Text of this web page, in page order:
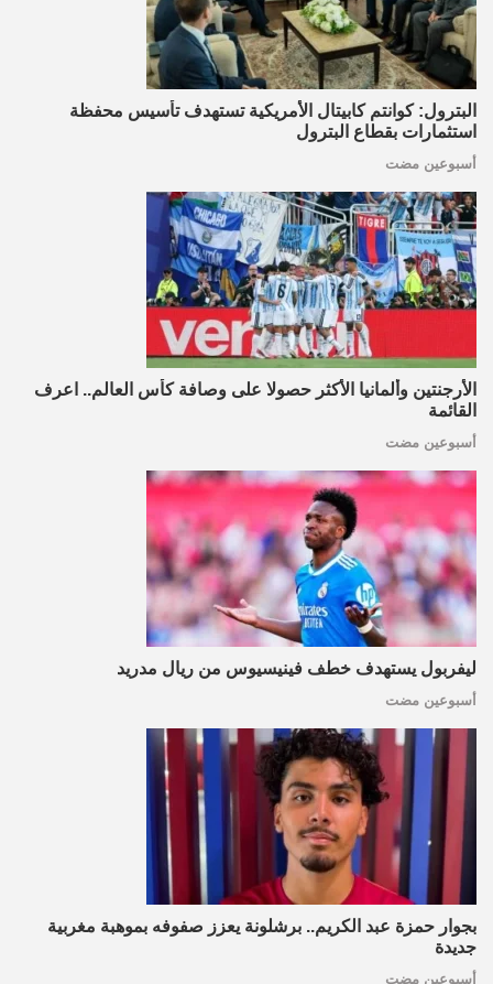
البترول: كوانتم كابيتال الأمريكية تستهدف تأسيس محفظة
استثمارات بقطاع البترول
أسبوعين مضت
الأرجنتين وألمانيا الأكثر حصولا على وصافة كأس العالم.. اعرف
القائمة
أسبوعين مضت
ليفربول يستهدف خطف فينيسيوس من ريال مدريد
أسبوعين مضت
بجوار حمزة عبد الكريم.. برشلونة يعزز صفوفه بموهبة مغربية
جديدة
أسبوعين مضت